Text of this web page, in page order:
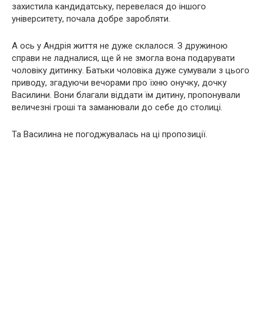
захистила кандидатську, перевелася до іншого
університету, почала добре заробляти.
А ось у Андрія життя не дуже склалося. З дружиною
справи не ладналися, ще й не змогла вона подарувати
чоловіку дитинку. Батьки чоловіка дуже сумували з цього
приводу, згадуючи вечорами про їхню онучку, дочку
Василини. Вони благали віддати їм дитину, пропонували
величезні гроші та заманювали до себе до столиці.
Та Василина не погоджувалась на ці пропозиції.